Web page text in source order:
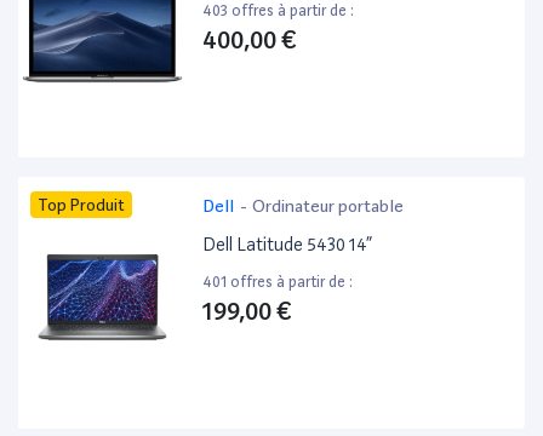
403 offres à partir de :
400,00 €
Top Produit Dell - Ordinateur portable
Dell Latitude 5430 14”
401 offres à partir de :
199,00 €